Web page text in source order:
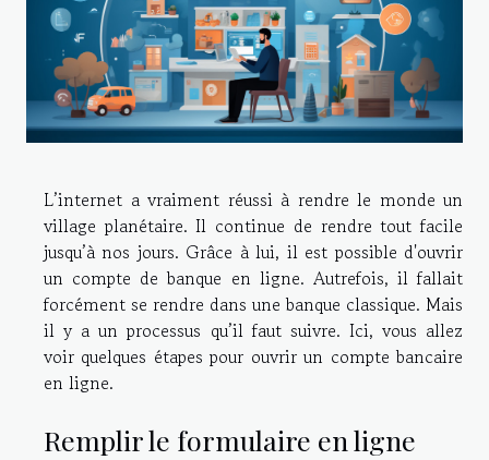
L’internet a vraiment réussi à rendre le monde un
village planétaire. Il continue de rendre tout facile
jusqu’à nos jours. Grâce à lui, il est possible d'ouvrir
un compte de banque en ligne. Autrefois, il fallait
forcément se rendre dans une banque classique. Mais
il y a un processus qu’il faut suivre. Ici, vous allez
voir quelques étapes pour ouvrir un compte bancaire
en ligne.
Remplir le formulaire en ligne